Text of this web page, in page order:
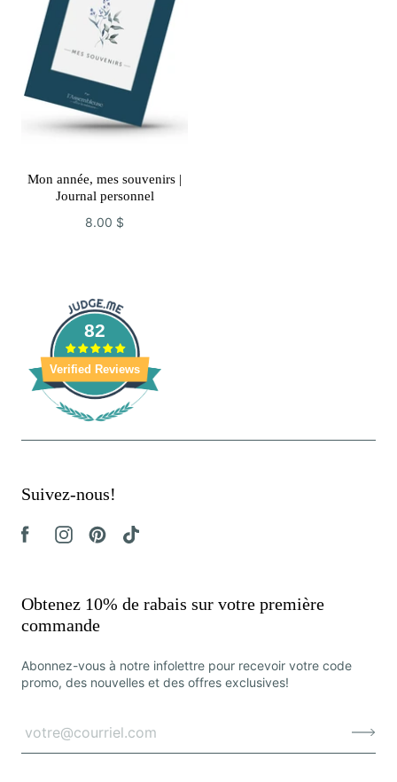
Mon année, mes souvenirs |
Journal personnel
8.00 $
82
Verified Reviews
Suivez-nous!
Obtenez 10% de rabais sur votre première
commande
Abonnez-vous à notre infolettre pour recevoir votre code
promo, des nouvelles et des offres exclusives!